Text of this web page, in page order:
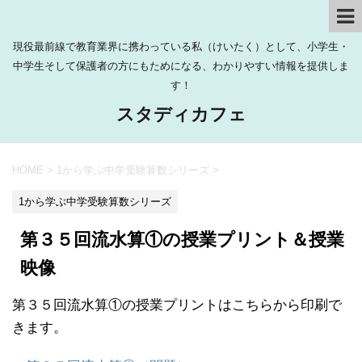
現役最前線で教育業界に携わっている私（けいたく）として、小学生・
中学生そして保護者の方にもためになる、わかりやすい情報を提供しま
す！
スタディカフェ
HOME > 1から学ぶ中学受験算数シリーズ >
1から学ぶ中学受験算数シリーズ
第３５回流水算①の授業プリント＆授業
映像
第３５回流水算①の授業プリントはこちらから印刷で
きます。